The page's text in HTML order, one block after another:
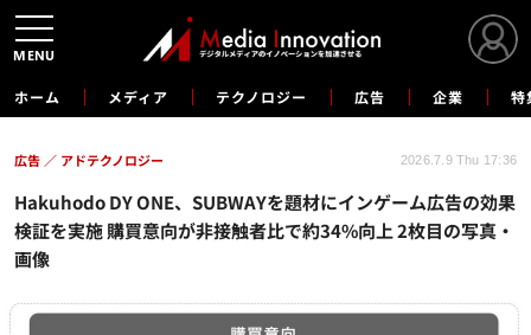
ホーム メディア テクノロジー 広告 企業 特
Hakuhodo DY ONE、SUBWAYを題材にインゲーム広告の効果
検証を実施 購買意向が非接触者比で約34%向上 2枚目の写真・
画像
広告 アドテクノロジー 2026.7.9 Thu 17:36
MENU